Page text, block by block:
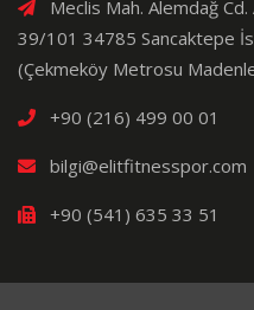
Meclis Mah. Alemdağ Cd.
39/101 34785 Sancaktepe
(Çekmeköy Metrosu
+90 (216) 499 00 01
bilgi@elitfitnesspor.com
+90 (541) 635 33 51